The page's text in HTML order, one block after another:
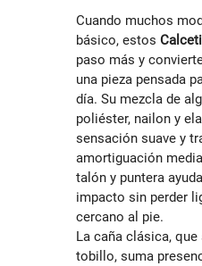
Cuando muchos
básico, estos
paso más y
una pieza pensada
día. Su mezcla de
poliéster, nailon y
sensación suave y
amortiguación
talón y puntera
impacto sin perder
cercano al pie.
La caña clásica,
tobillo, suma